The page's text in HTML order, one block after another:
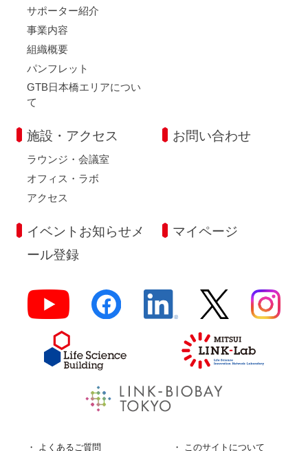
サポーター紹介
事業内容
組織概要
パンフレット
GTB日本橋エリアについ
て
施設・アクセス
ラウンジ・会議室
オフィス・ラボ
アクセス
お問い合わせ
イベントお知らせメ
ール登録
マイページ
よくあるご質問 このサイトについて